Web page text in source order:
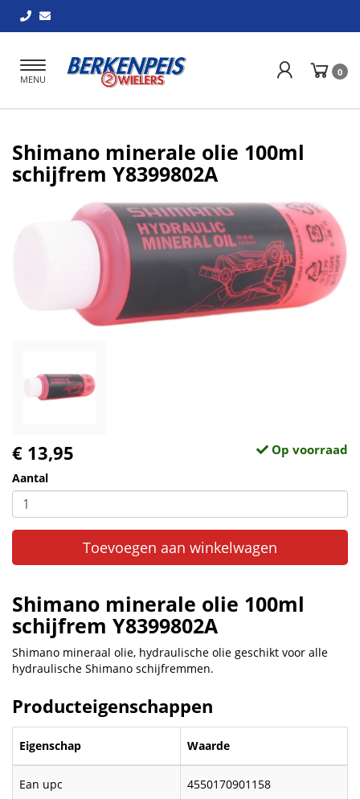
Toggle
navigation
MENU
0
Shimano minerale olie 100ml
schijfrem Y8399802A
€ 13,95 Op voorraad
Aantal
Toevoegen aan winkelwagen
Shimano minerale olie 100ml
schijfrem Y8399802A
Shimano mineraal olie, hydraulische olie geschikt voor alle
hydraulische Shimano schijfremmen.
Producteigenschappen
Eigenschap Waarde
Ean upc 4550170901158